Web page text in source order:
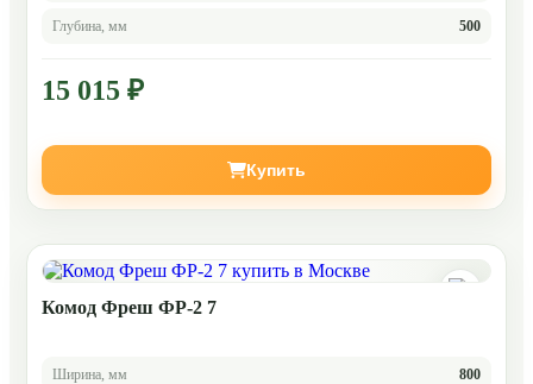
Глубина, мм 500
15 015 ₽
Купить
Комод Фреш ФР-2 7
Ширина, мм 800